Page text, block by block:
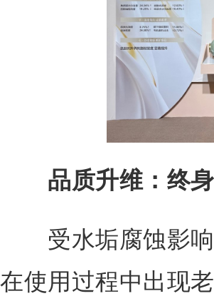
品质升维：终
受水垢腐蚀影响
在使用过程中出现